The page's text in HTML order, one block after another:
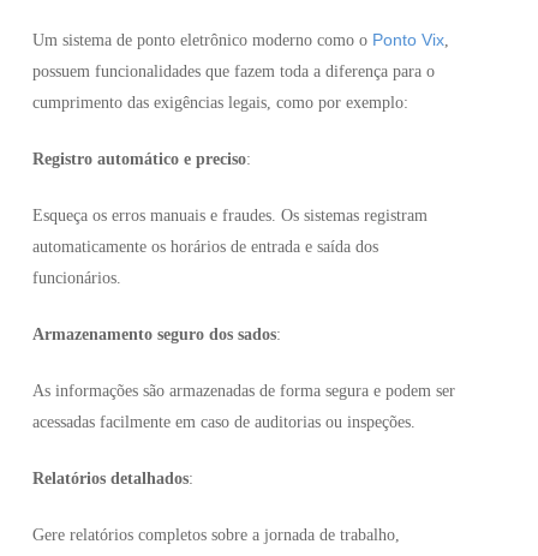
Um sistema de ponto eletrônico moderno como o Ponto Vix,
possuem funcionalidades que fazem toda a diferença para o
cumprimento das exigências legais, como por exemplo:
Registro automático e preciso:
Esqueça os erros manuais e fraudes. Os sistemas registram
automaticamente os horários de entrada e saída dos
funcionários.
Armazenamento seguro dos sados:
As informações são armazenadas de forma segura e podem ser
acessadas facilmente em caso de auditorias ou inspeções.
Relatórios detalhados:
Gere relatórios completos sobre a jornada de trabalho,